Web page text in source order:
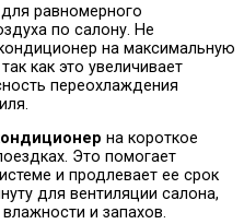
для равномерного
по салону. Не
на максимальную
как это увеличивает
переохлаждения
на короткое
Это помогает
и продлевает ее срок
для вентиляции салона,
и запахов.